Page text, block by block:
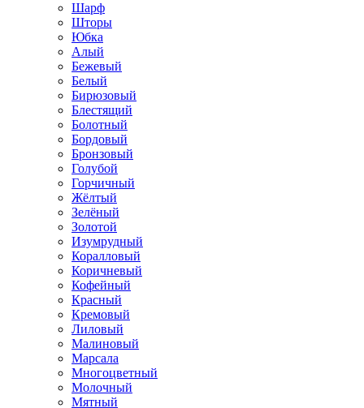
Шарф
Шторы
Юбка
Алый
Бежевый
Белый
Бирюзовый
Блестящий
Болотный
Бордовый
Бронзовый
Голубой
Горчичный
Жёлтый
Зелёный
Золотой
Изумрудный
Коралловый
Коричневый
Кофейный
Красный
Кремовый
Лиловый
Малиновый
Марсала
Многоцветный
Молочный
Мятный